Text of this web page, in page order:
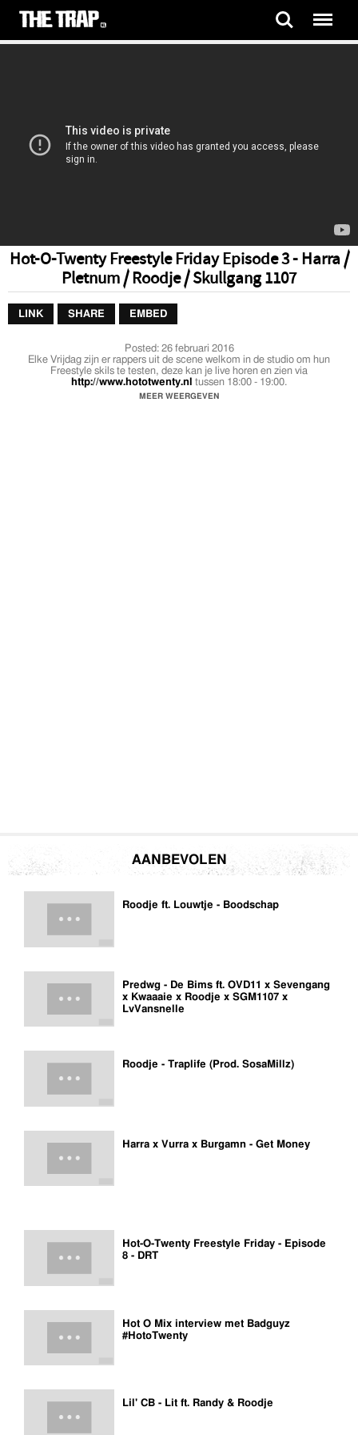
Hot-O-Twenty Freestyle Friday Episode 3 - Harra /
Pletnum / Roodje / Skullgang 1107
LINK SHARE EMBED
Posted:26 februari 2016
Elke Vrijdag zijn er rappers uit de scene welkom in de studio om hun
Freestyle skils te testen, deze kan je live horen en zien via
http://www.hototwenty.nl tussen 18:00 - 19:00.
MEER WEERGEVEN
AANBEVOLEN
Roodje ft. Louwtje - Boodschap
Predwg - De Bims ft. OVD11 x Sevengang
x Kwaaaie x Roodje x SGM1107 x
LvVansnelle
Roodje - Traplife (Prod. SosaMillz)
Harra x Vurra x Burgamn - Get Money
Hot-O-Twenty Freestyle Friday - Episode
8 - DRT
Hot O Mix interview met Badguyz
#HotoTwenty
Lil' CB - Lit ft. Randy & Roodje